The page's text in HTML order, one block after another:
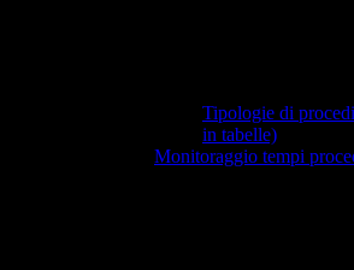
Tipologie di
in tabelle)
Monitoraggio tempi